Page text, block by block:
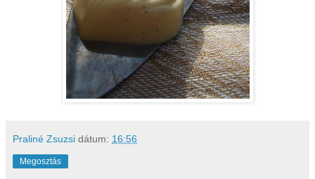
Praliné Zsuzsi dátum: 16:56
Megosztás